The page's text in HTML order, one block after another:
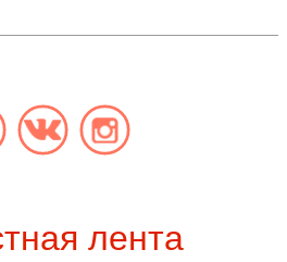
лента